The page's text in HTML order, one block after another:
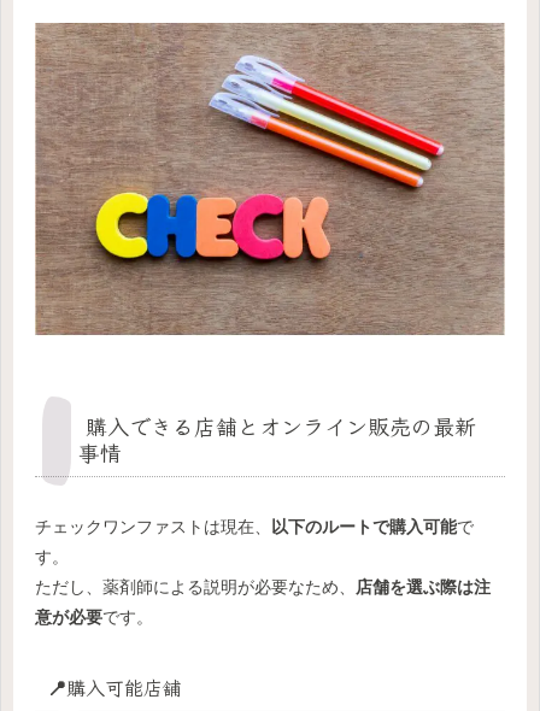
購入できる店舗とオンライン販売の最新
事情
チェックワンファストは現在、 以下のルートで購入可能で
す。
ただし、薬剤師による説明が必要なため、 店舗を選ぶ際は注
意が必要です。
📍購入可能店舗